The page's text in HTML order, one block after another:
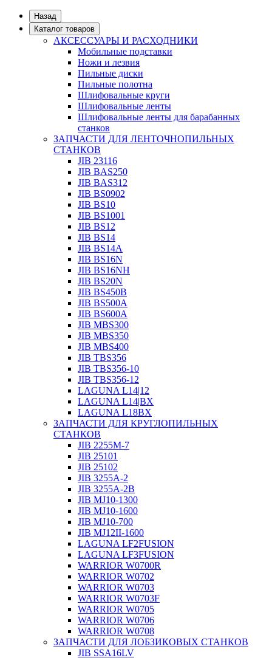
Назад
Каталог товаров
АКСЕССУАРЫ И РАСХОДНИКИ
Мобильные подставки
Ножи и лезвия
Пильные диски
Пильные полотна
Шлифовальные круги
Шлифовальные ленты
Шлифовальные ленты для барабанных
станков
ЗАПЧАСТИ ДЛЯ ЛЕНТОЧНОПИЛЬНЫХ
СТАНКОВ
JIB 23116
JIB BAS250
JIB BAS312
JIB BS0902
JIB BS10
JIB BS1001
JIB BS12
JIB BS14
JIB BS14А
JIB BS16N
JIB BS16NH
JIB BS20N
JIB BS450B
JIB BS500A
JIB BS600A
JIB MBS300
JIB MBS350
JIB MBS400
JIB TBS356
JIB TBS356-10
JIB TBS356-12
LAGUNA L14|12
LAGUNA L14|BX
LAGUNA L18BX
ЗАПЧАСТИ ДЛЯ КРУГЛОПИЛЬНЫХ
СТАНКОВ
JIB 2255M-7
JIB 25101
JIB 25102
JIB 3255A-2
JIB 3255A-2B
JIB MJ10-1300
JIB MJ10-1600
JIB MJ10-700
JIB MJ12II-1600
LAGUNA LF2FUSION
LAGUNA LF3FUSION
WARRIOR W0700R
WARRIOR W0702
WARRIOR W0703
WARRIOR W0703F
WARRIOR W0705
WARRIOR W0706
WARRIOR W0708
ЗАПЧАСТИ ДЛЯ ЛОБЗИКОВЫХ СТАНКОВ
JIB SSA16LV